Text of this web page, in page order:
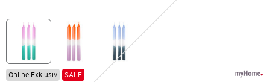
Online Exklusiv SALE